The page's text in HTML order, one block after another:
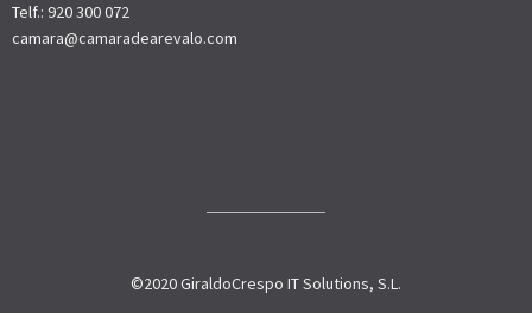
Telf.: 920 300 072
camara@camaradearevalo.com
©2020 GiraldoCrespo IT Solutions, S.L.